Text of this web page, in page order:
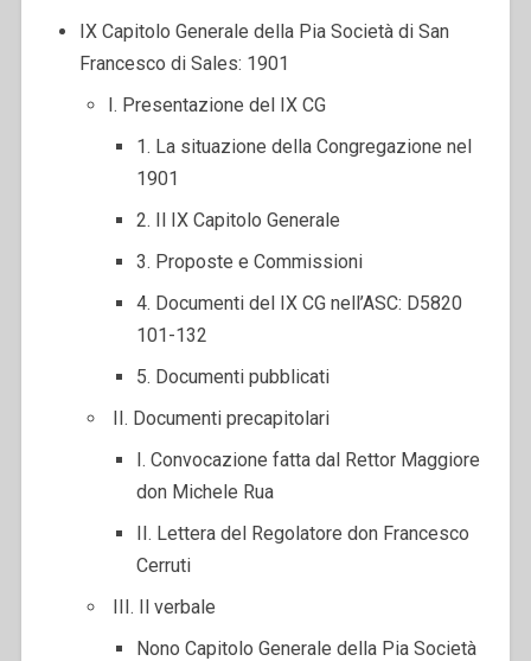
IX Capitolo Generale della Pia Società di San
Francesco di Sales: 1901
I. Presentazione del IX CG
1. La situazione della Congregazione nel
1901
2. Il IX Capitolo Generale
3. Proposte e Commissioni
4. Documenti del IX CG nell’ASC: D5820
101-132
5. Documenti pubblicati
II. Documenti precapitolari
I. Convocazione fatta dal Rettor Maggiore
don Michele Rua
II. Lettera del Regolatore don Francesco
Cerruti
III. Il verbale
Nono Capitolo Generale della Pia Società